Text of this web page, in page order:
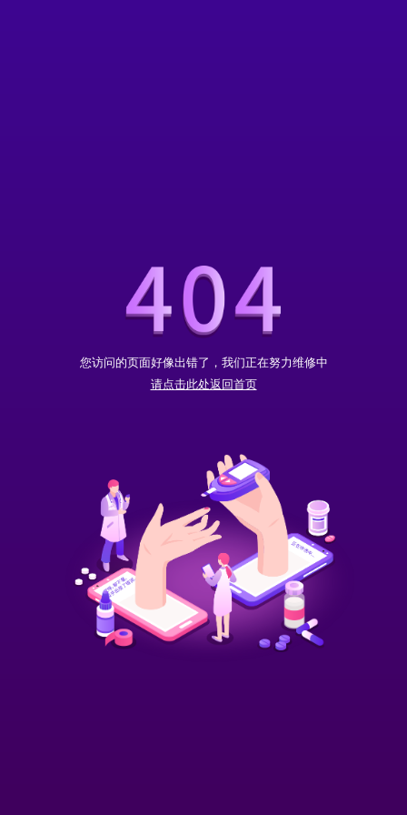
您访问的页面好像出错了，我们正在努力维修中
请点击此处返回首页